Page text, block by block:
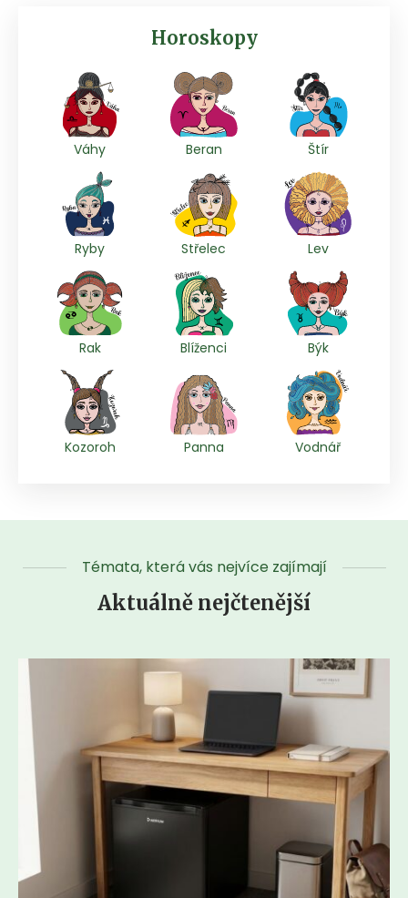
Horoskopy
Váhy Beran Štír
Ryby Střelec Lev
Rak Blíženci Býk
Kozoroh Panna Vodnář
Témata, která vás nejvíce zajímají
Aktuálně nejčtenější